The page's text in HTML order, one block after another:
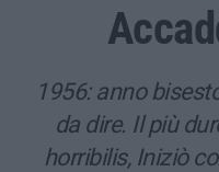
1956: anno
da dire. Il più
horribilis, Iniziò